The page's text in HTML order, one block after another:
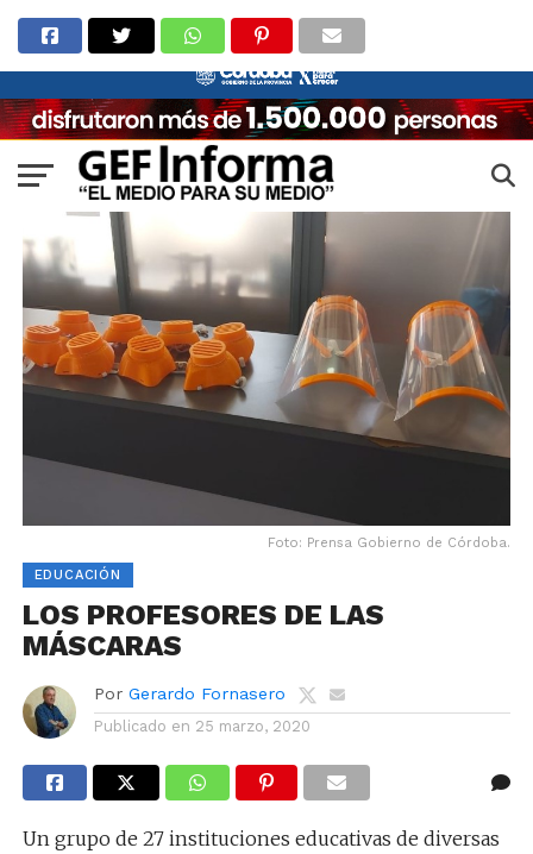
Foto: Prensa Gobierno de Córdoba.
EDUCACIÓN
LOS PROFESORES DE LAS
MÁSCARAS
Por Gerardo Fornasero
Publicado en 25 marzo, 2020
Un grupo de 27 instituciones educativas de diversas